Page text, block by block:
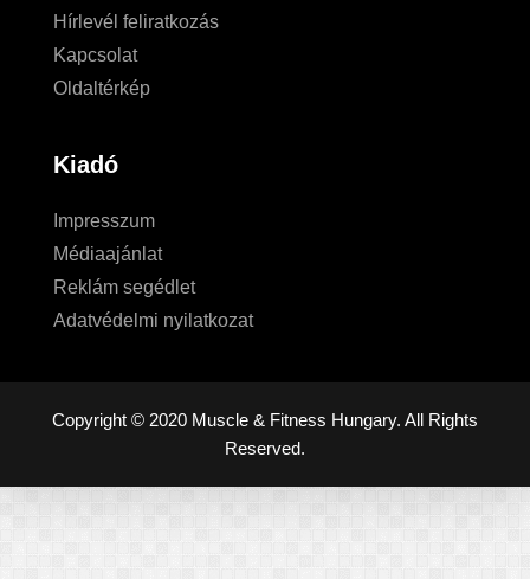
Hírlevél feliratkozás
Kapcsolat
Oldaltérkép
Kiadó
Impresszum
Médiaajánlat
Reklám segédlet
Adatvédelmi nyilatkozat
Copyright © 2020 Muscle & Fitness Hungary. All Rights
Reserved.